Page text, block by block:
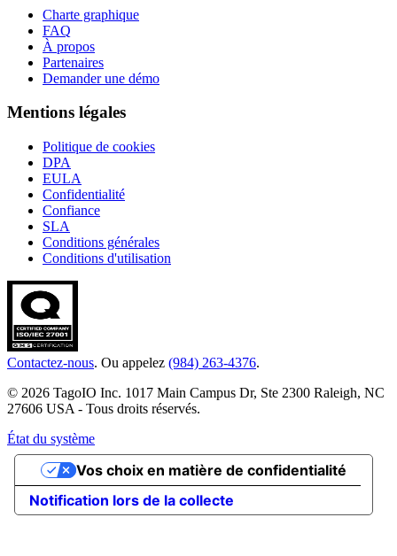
Charte graphique
FAQ
À propos
Partenaires
Demander une démo
Mentions légales
Politique de cookies
DPA
EULA
Confidentialité
Confiance
SLA
Conditions générales
Conditions d'utilisation
Contactez-nous. Ou appelez (984) 263-4376.
© 2026 TagoIO Inc. 1017 Main Campus Dr, Ste 2300 Raleigh, NC
27606 USA - Tous droits réservés.
État du système
Notification lors de la collecte
Vos choix en matière de confidentialité